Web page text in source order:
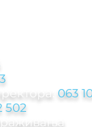
063
502